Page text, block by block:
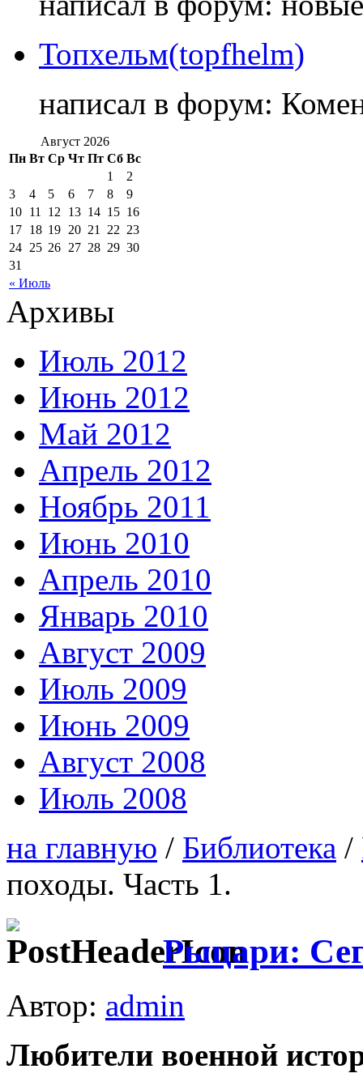
Топхельм(topfhelm)
написал в форум:
Август 2026
Пн Вт Ср Чт Пт Сб Вс
« Июль
1
2
3
4 5 6 7 8
9
10 11 12 13 14 15 16
17 18 19 20 21 22 23
24 25 26 27 28 29 30
31
Архивы
Июль 2012
Июнь 2012
Май 2012
Апрель 2012
Ноябрь 2011
Июнь 2010
Апрель 2010
Январь 2010
Август 2009
Июль 2009
Июнь 2009
Август 2008
Июль 2008
на главную / Библиотека /
походы. Часть 1.
Рыцари:
Автор: admin
Любители военной